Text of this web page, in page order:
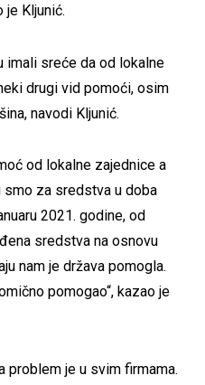
je Kljunić.
imali sreće da od lokalne
drugi vid pomoći, osim
navodi Kljunić.
od lokalne zajednice a
za sredstva u doba
2021. godine, od
sredstva na osnovu
nam je država pomogla.
pomogao“, kazao je
problem je u svim firmama.